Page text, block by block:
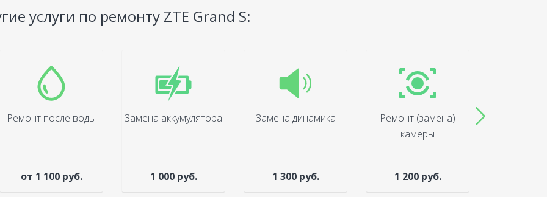
услуги по ремонту ZTE Grand S:
Ремонт после воды
от 1 100 руб.
Замена аккумулятора
1 000 руб.
Замена динамика
1 300 руб.
Ремонт (замена)
камеры
1 200 руб.